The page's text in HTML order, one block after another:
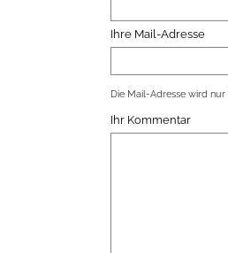
Ihre Mail-Adresse
Die Mail-Adresse wird
Ihr Kommentar